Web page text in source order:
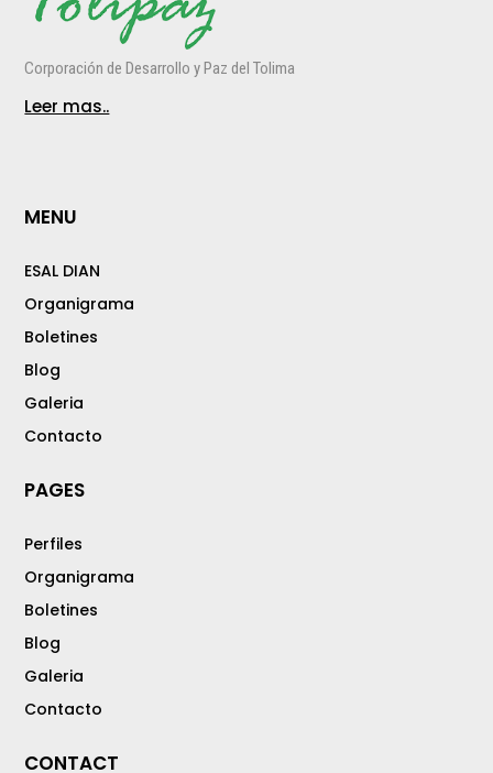
Corporación de Desarrollo y Paz del Tolima
Leer mas..
MENU
ESAL DIAN
Organigrama
Boletines
Blog
Galeria
Contacto
PAGES
Perfiles
Organigrama
Boletines
Blog
Galeria
Contacto
CONTACT